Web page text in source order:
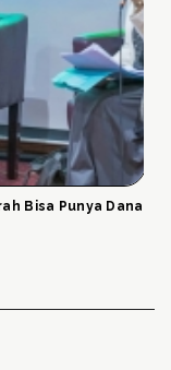
Bisa Punya Dana